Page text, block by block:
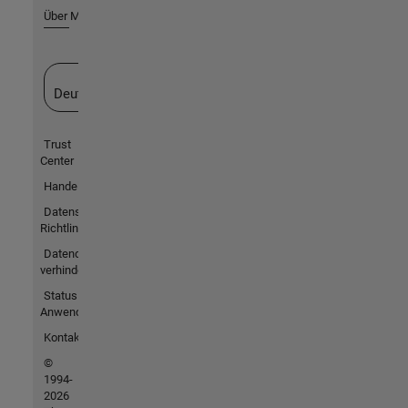
Über MathWorks
Deutschland
Trust
Center
Handelsmarken
Datenschutz-
Richtlinien
Datendiebstahl
verhindern
Status von
Anwendungen
Kontakt
©
1994-
2026